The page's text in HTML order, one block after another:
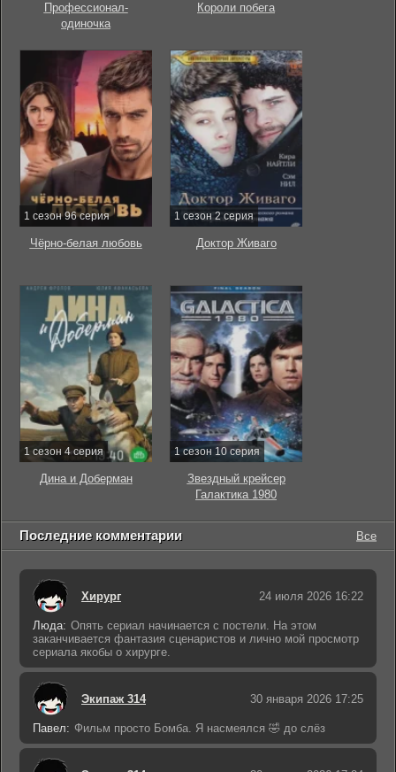
Профессионал-
одиночка
Короли побега
1 сезон 96 серия
Чёрно-белая любовь
1 сезон 2 серия
Доктор Живаго
1 сезон 4 серия
Дина и Доберман
1 сезон 10 серия
Звездный крейсер
Галактика 1980
Последние комментарии Все
Хирург 24 июля 2026 16:22
Люда: Опять сериал начинается с постели. На этом
заканчивается фантазия сценаристов и лично мой просмотр
сериала якобы о хирурге.
Экипаж 314 30 января 2026 17:25
Павел: Фильм просто Бомба. Я насмеялся 🤣 до слёз